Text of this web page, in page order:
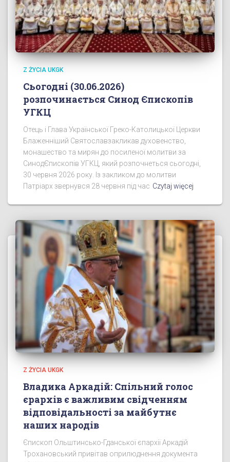
Z ŻYCIA UKGK
Сьогодні (30.06.2026)
розпочинається Синод Єпископів
УГКЦ
Отець і Глава Української Греко-Католицької Церкви
Блаженніший Святославзакликав духовенство,
монашество та мирян до посиленої молитви за
СинодЄпископів УГКЦ, який розпочнеться сьогодні,
30 червня 2026 року. Із закликом до молитви
Патріарх звернувся 28 червня під час Czytaj więcej
Z ŻYCIA UKGK
Владика Аркадій: Спільний голос
єрархів є важливим свідченням
відповідальності за майбутнє
наших народів
Єпископ Ольштинсько-Гданської єпархії Аркадій
Трохановський привітав оприлюднення документа